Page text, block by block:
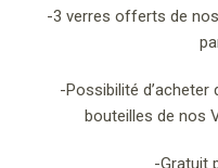
-3 verres offerts de
-Possibilité
bouteilles de nos
-Gratuit